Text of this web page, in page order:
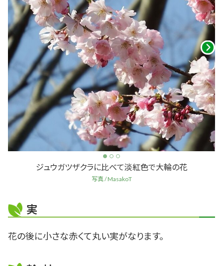
ジュウガツザクラに比べて淡紅色で大輪の花
写真 / MasakoT
実
花の後に小さな赤くて丸い実がなります。